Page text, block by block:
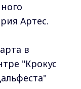
Артес.
в
"Крокус